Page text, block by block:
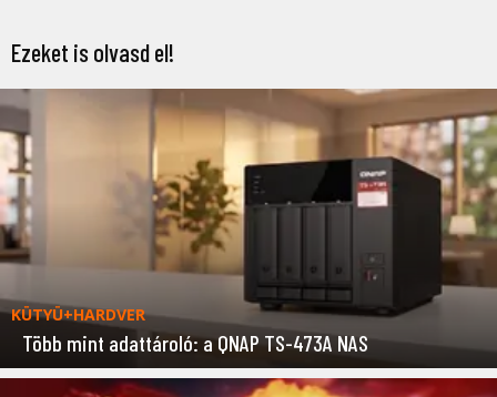
Ezeket is olvasd el!
KÜTYÜ+HARDVER
Több mint adattároló: a QNAP TS-473A NAS